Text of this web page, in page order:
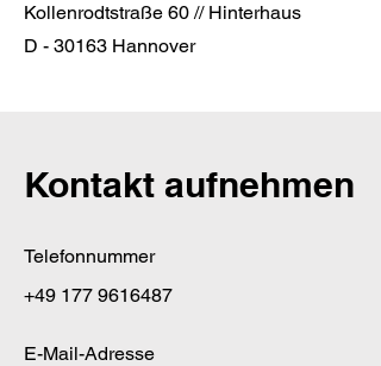
Kollenrodtstraße 60 // Hinterhaus
D - 30163 Hannover
Kontakt aufnehmen
Telefonnummer
+49 177 9616487
E-Mail-Adresse